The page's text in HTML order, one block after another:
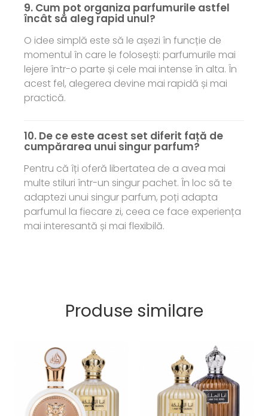
9. Cum pot organiza parfumurile astfel
încât să aleg rapid unul?
O idee simplă este să le așezi în funcție de
momentul în care le folosești: parfumurile mai
lejere într-o parte și cele mai intense în alta. În
acest fel, alegerea devine mai rapidă și mai
practică.
10. De ce este acest set diferit față de
cumpărarea unui singur parfum?
Pentru că îți oferă libertatea de a avea mai
multe stiluri într-un singur pachet. În loc să te
adaptezi unui singur parfum, poți adapta
parfumul la fiecare zi, ceea ce face experiența
mai interesantă și mai flexibilă.
Produse similare